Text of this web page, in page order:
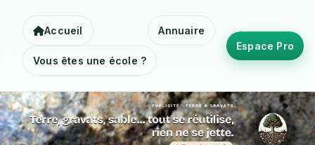
Accueil Annuaire
Vous êtes une école ?
Espace Pro